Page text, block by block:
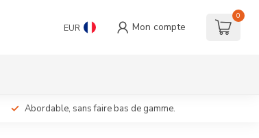
EUR Mon compte
0
Abordable, sans faire bas de gamme.